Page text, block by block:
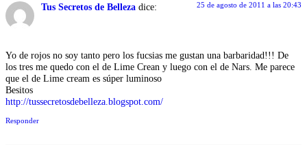
Tus Secretos de Belleza dice: 25 de agosto de 2011 a las 20:43
Yo de rojos no soy tanto pero los fucsias me gustan una barbaridad!!! De
los tres me quedo con el de Lime Crean y luego con el de Nars. Me parece
que el de Lime cream es súper luminoso
Besitos
http://tussecretosdebelleza.blogspot.com/
Responder